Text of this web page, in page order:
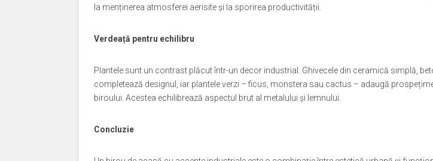
la menținerea atmosferei aerisite și la sporirea productivității.
Verdeață pentru echilibru
Plantele sunt un contrast plăcut într-un decor industrial. Ghivecele din ceramică simplă,
completează designul, iar plantele verzi – ficus, monstera sau cactus – adaugă
biroului. Acestea echilibrează aspectul brut al metalului și lemnului.
Concluzie